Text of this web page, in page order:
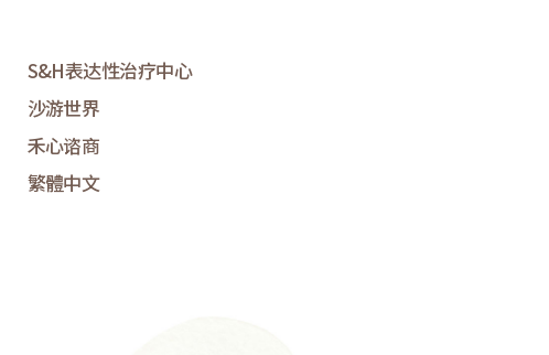
S&H表达性治疗中心
沙游世界
禾心谘商
繁體中文